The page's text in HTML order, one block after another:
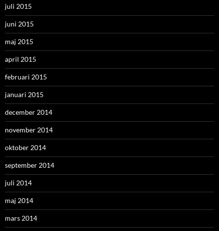
juli 2015
juni 2015
maj 2015
april 2015
februari 2015
januari 2015
december 2014
november 2014
oktober 2014
september 2014
juli 2014
maj 2014
mars 2014